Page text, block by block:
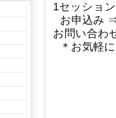
1セッショ
お申込み
お問い合
＊お気軽